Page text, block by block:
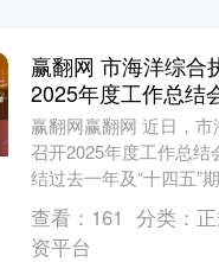
赢翻网 市海洋综合
2025年度工作总结
赢翻网赢翻网 近日，市
召开2025年度工作总结
结过去一年及“十四五”
望部署新一年及“十五五
务。 ....
查看： 161 分类：
资平台